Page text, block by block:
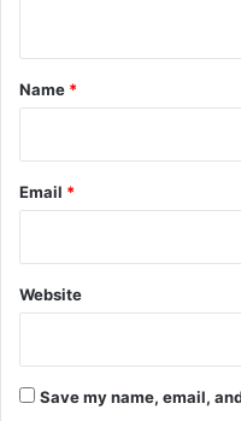
*
Name *
Email *
Website
Save my name, email,